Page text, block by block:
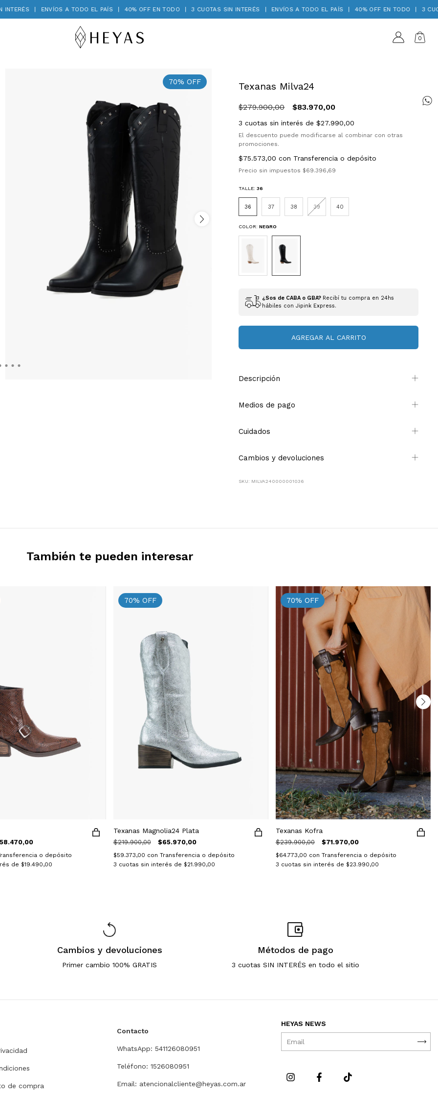
| ENVÍOS A TODO EL PAÍS | 40% OFF EN TODO | 3 CUOTAS SIN INTERÉS | ENVÍOS A TODO EL PAÍS | 40% OFF EN TODO | 3
0
70% OFF Texanas Milva24
$279.900,00 $83.970,00
3 cuotas sin interés de$27.990,00
El descuento puede modificarse al combinar con otras
promociones.
$75.573,00 con Transferencia o depósito
Precio sin impuestos $69.396,69
TALLE:36
36 37 38 39 40
COLOR:NEGRO
¿Sos de CABA o GBA? Recibí tu compra en 24hs
hábiles con Jipink Express.
Descripción
Medios de pago
Cuidados
Cambios y devoluciones
SKU: MILVA240000001036
También te pueden interesar
o depósito
de$19.490,00
70% OFF
Texanas Magnolia24 Plata
$219.900,00 $65.970,00
$59.373,00 con Transferencia o depósito
3 cuotas sin interés de $21.990,00
70% OFF
Texanas Kofra
$239.900,00 $71.970,00
$64.773,00 con Transferencia o depósito
3 cuotas sin interés de $23.990,00
Cambios y devoluciones
Primer cambio 100% GRATIS
Métodos de pago
3 cuotas SIN INTERÉS en todo el sitio
HEYAS NEWS
de compra
Contacto
WhatsApp: 541126080951
Teléfono: 1526080951
Email: atencionalcliente@heyas.com.ar